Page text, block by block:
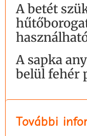
A betét
A sapka
belül fehér
További